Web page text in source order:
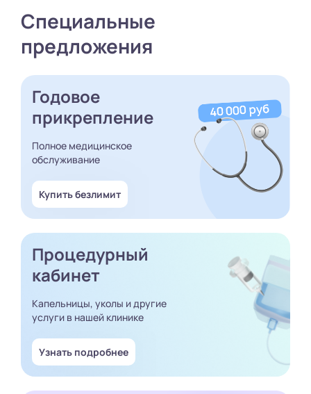
Специальные
предложения
Годовое
прикрепление
Полное медицинское
обслуживание
Купить безлимит
Процедурный
кабинет
Капельницы, уколы и другие
услуги в нашей клинике
Узнать подробнее